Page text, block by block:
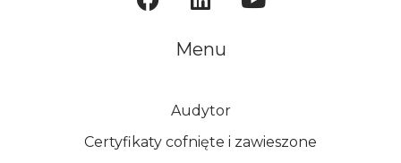
Menu
Audytor
Certyfikaty cofnięte i zawieszone